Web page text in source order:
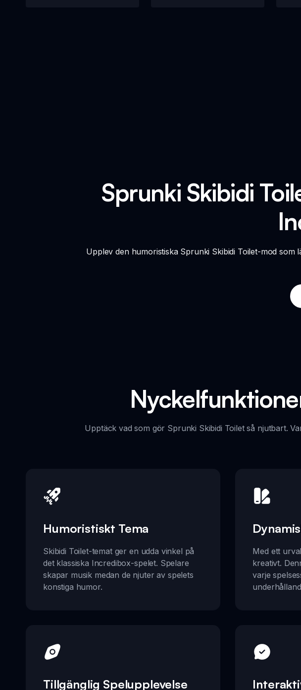
Sprunki Skibidi
Upplev den humoristiska Sprunki Skibidi Toilet-mod
Upptäck vad som gör Sprunki Skibidi Toilet så njutbart.
Humoristiskt Tema
Skibidi Toilet-temat ger en udda vinkel på
det klassiska Incredibox-spelet. Spelare
skapar musik medan de njuter av spelets
konstiga humor.
Med ett
kreativt.
varje
Tillgänglig Spelupplevelse